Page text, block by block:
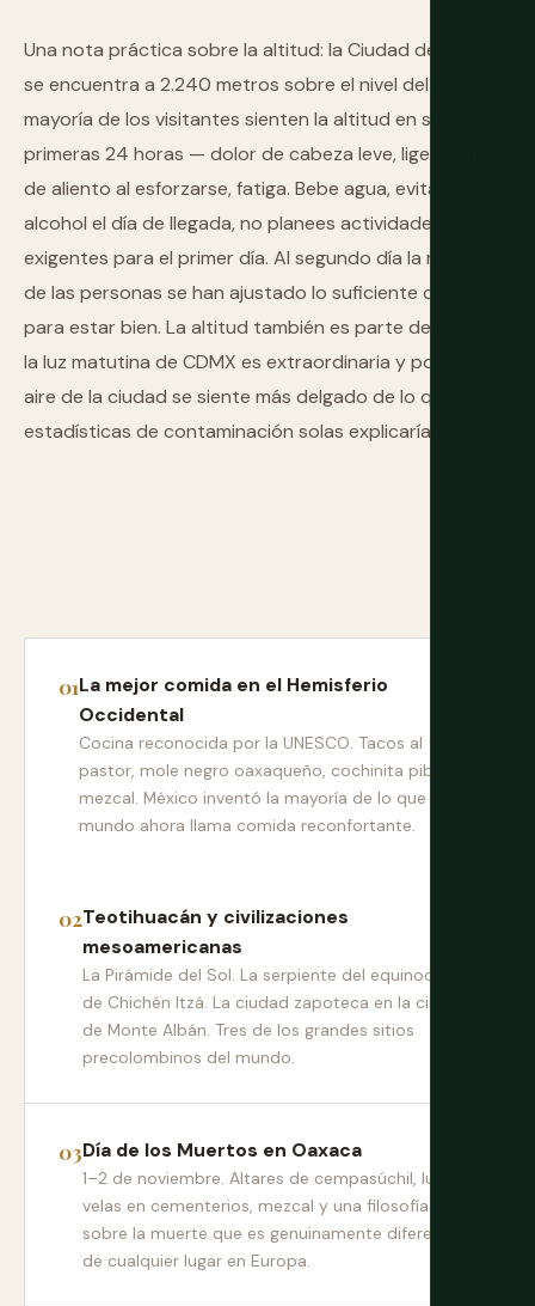
Una nota práctica sobre la altitud: la Ciudad de México
se encuentra a 2.240 metros sobre el nivel del mar. La
mayoría de los visitantes sienten la altitud en sus
primeras 24 horas — dolor de cabeza leve, ligera falta
de aliento al esforzarse, fatiga. Bebe agua, evita el
alcohol el día de llegada, no planees actividades
exigentes para el primer día. Al segundo día la mayoría
de las personas se han ajustado lo suficiente como
para estar bien. La altitud también es parte de por qué
la luz matutina de CDMX es extraordinaria y por qué el
aire de la ciudad se siente más delgado de lo que sus
estadísticas de contaminación solas explicarían.
La mejor comida en el Hemisferio
Occidental
Cocina reconocida por la UNESCO. Tacos al
pastor, mole negro oaxaqueño, cochinita pibil,
mezcal. México inventó la mayoría de lo que el
mundo ahora llama comida reconfortante.
Teotihuacán y civilizaciones
mesoamericanas
La Pirámide del Sol. La serpiente del equinoccio
de Chichén Itzá. La ciudad zapoteca en la cima
de Monte Albán. Tres de los grandes sitios
precolombinos del mundo.
Día de los Muertos en Oaxaca
1–2 de noviembre. Altares de cempasúchil, luz de
velas en cementerios, mezcal y una filosofía
sobre la muerte que es genuinamente diferente
de cualquier lugar en Europa.